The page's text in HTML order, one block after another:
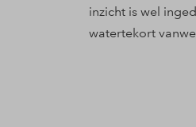
inzicht is wel
watertekort